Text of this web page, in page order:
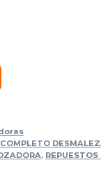
, REPUESTOS